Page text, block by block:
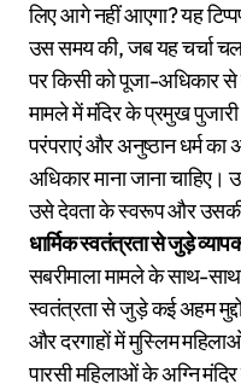
लिए आगे नहीं आएगा? यह
उस समय की, जब यह चर्चा
पर किसी को पूजा-अधिकार से
मामले में मंदिर के प्रमुख
परंपराएं और अनुष्ठान धर्म का
अधिकार माना जाना
उसे देवता के स्वरूप और उसकी
धार्मिक स्वतंत्रता से जुड़े
सबरीमाला मामले के साथ-
स्वतंत्रता से जुड़े कई अहम
और दरगाहों में मुस्लिम
पारसी महिलाओं के अग्नि